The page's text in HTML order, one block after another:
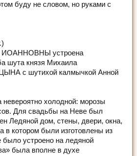
буду не словом, но руками с
ИОАННОВНЫ устроена
шута князя Михаила
с шутихой калмычкой Анной
невероятно холодной: морозы
Для свадьбы на Неве был
Ледяной дом, стены, двери, окна,
в котором были изготовлены из
устроено на ледяной
была вполне в духе